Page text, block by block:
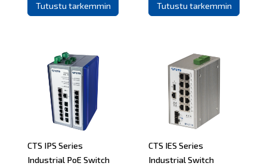
Tutustu tarkemmin Tutustu tarkemmin
CTS IPS Series
Industrial PoE Switch
CTS IES Series
Industrial Switch